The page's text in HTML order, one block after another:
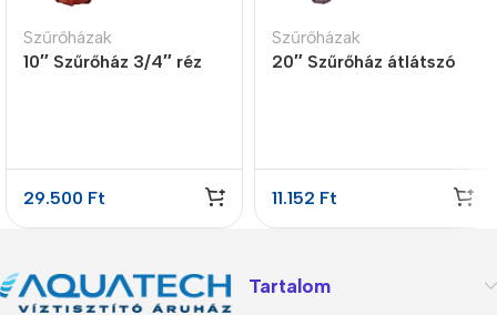
Szűrőházak
10″ Szűrőház 3/4″ réz
29.500 Ft
Szűrőházak
20″ Szűrőház átlátszó
11.152 Ft
Tartalom